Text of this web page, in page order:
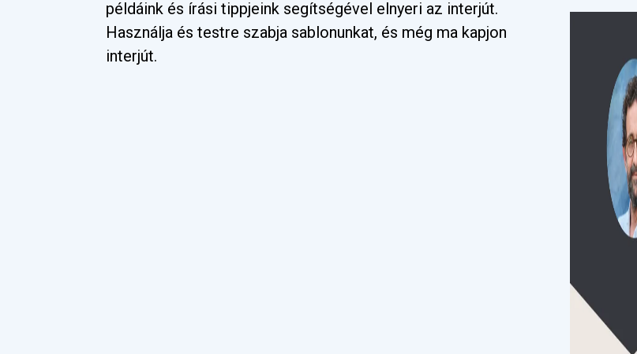
példáink és írási tippjeink segítségével elnyeri az interjút.
Használja és testre szabja sablonunkat, és még ma kapjon
interjút.